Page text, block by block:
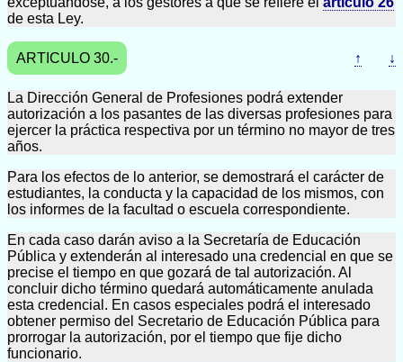
de esta Ley.
ARTICULO 30.- ↑ ↓
La Dirección General de Profesiones podrá extender
autorización a los pasantes de las diversas profesiones para
ejercer la práctica respectiva por un término no mayor de tres
años.
Para los efectos de lo anterior, se demostrará el carácter de
estudiantes, la conducta y la capacidad de los mismos, con
los informes de la facultad o escuela correspondiente.
En cada caso darán aviso a la Secretaría de Educación
Pública y extenderán al interesado una credencial en que se
precise el tiempo en que gozará de tal autorización. Al
concluir dicho término quedará automáticamente anulada
esta credencial. En casos especiales podrá el interesado
obtener permiso del Secretario de Educación Pública para
prorrogar la autorización, por el tiempo que fije dicho
funcionario.